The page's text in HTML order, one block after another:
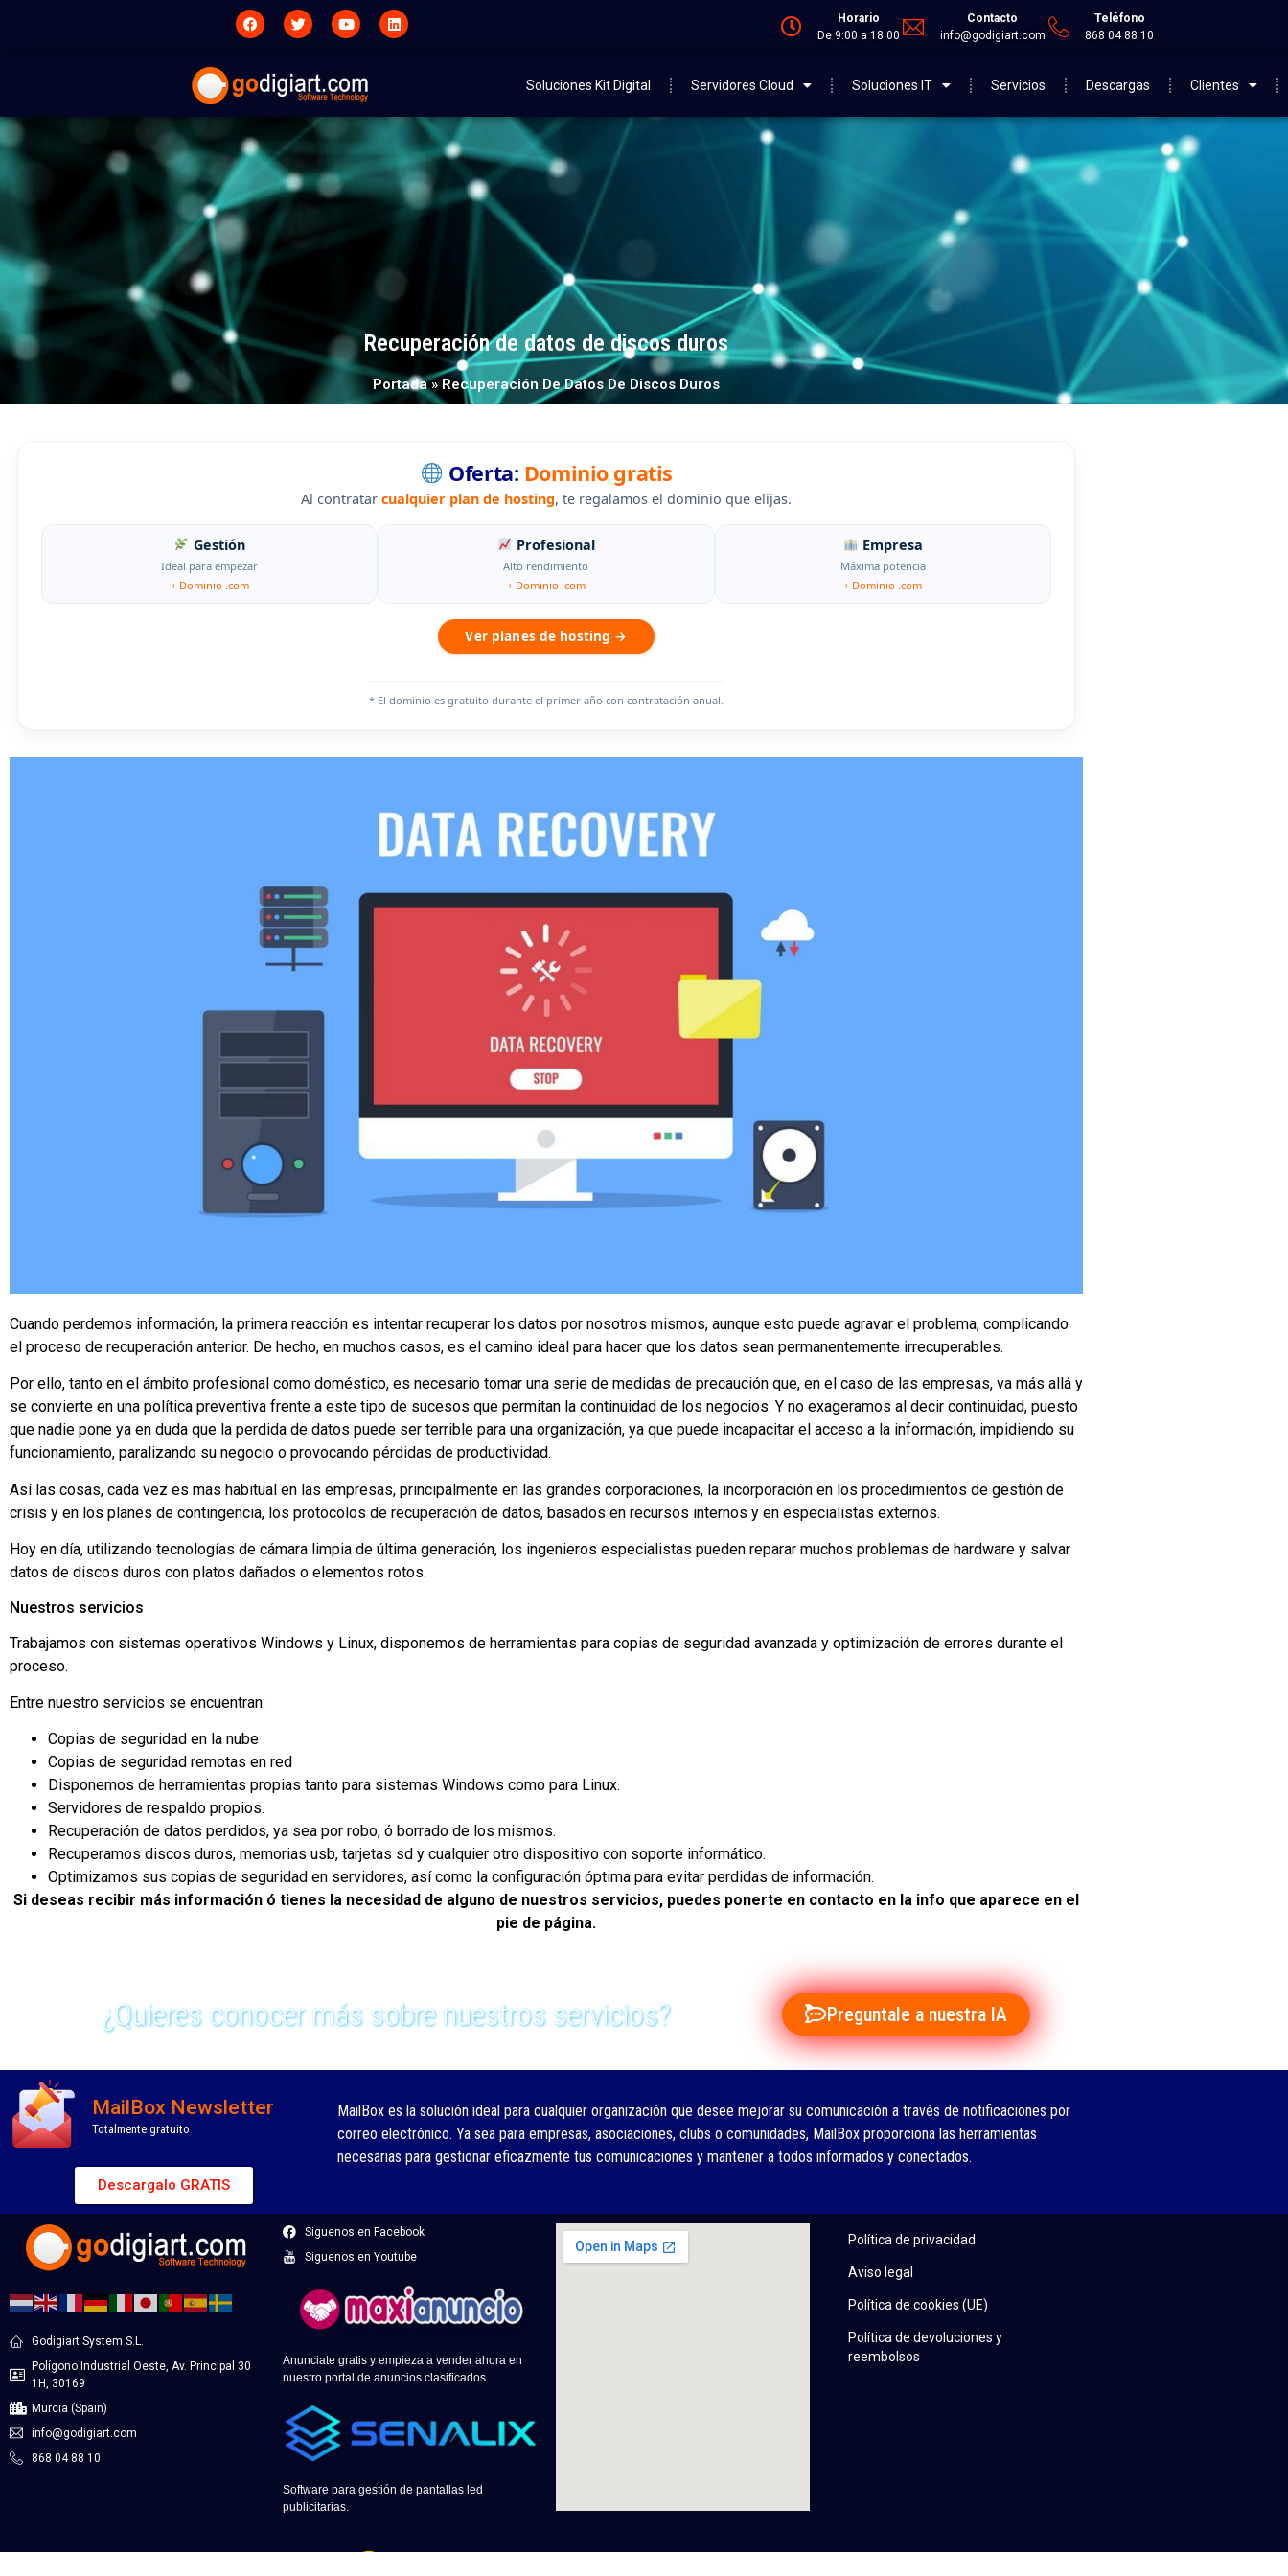
Horario
De 9:00 a 18:00
Contacto
info@godigiart.com
Teléfono
868 04 88 10
Soluciones Kit Digital Servidores Cloud Soluciones IT Servicios Descargas Clientes
Recuperación de datos de discos duros
Portada» Recuperación De Datos De Discos Duros
Oferta: Dominio gratis
Al contratar cualquier plan de hosting, te regalamos el dominio que elijas.
Gestión
Ideal para empezar
+ Dominio .com
Profesional
Alto rendimiento
+ Dominio .com
Empresa
Máxima potencia
+ Dominio .com
Ver planes de hosting →
* El dominio es gratuito durante el primer año con contratación anual.
Cuando perdemos información, la primera reacción es intentar recuperar los datos por nosotros mismos, aunque esto puede agravar el problema, complicando
el proceso de recuperación anterior. De hecho, en muchos casos, es el camino ideal para hacer que los datos sean permanentemente irrecuperables.
Por ello, tanto en el ámbito profesional como doméstico, es necesario tomar una serie de medidas de precaución que, en el caso de las empresas, va más allá y
se convierte en una política preventiva frente a este tipo de sucesos que permitan la continuidad de los negocios. Y no exageramos al decir continuidad, puesto
que nadie pone ya en duda que la perdida de datos puede ser terrible para una organización, ya que puede incapacitar el acceso a la información, impidiendo su
funcionamiento, paralizando su negocio o provocando pérdidas de productividad.
Así las cosas, cada vez es mas habitual en las empresas, principalmente en las grandes corporaciones, la incorporación en los procedimientos de gestión de
crisis y en los planes de contingencia, los protocolos de recuperación de datos, basados en recursos internos y en especialistas externos.
Hoy en día, utilizando tecnologías de cámara limpia de última generación, los ingenieros especialistas pueden reparar muchos problemas de hardware y salvar
datos de discos duros con platos dañados o elementos rotos.
Nuestros servicios
Trabajamos con sistemas operativos Windows y Linux, disponemos de herramientas para copias de seguridad avanzada y optimización de errores durante el
proceso.
Entre nuestro servicios se encuentran:
Copias de seguridad en la nube
Copias de seguridad remotas en red
Disponemos de herramientas propias tanto para sistemas Windows como para Linux.
Servidores de respaldo propios.
Recuperación de datos perdidos, ya sea por robo, ó borrado de los mismos.
Recuperamos discos duros, memorias usb, tarjetas sd y cualquier otro dispositivo con soporte informático.
Optimizamos sus copias de seguridad en servidores, así como la configuración óptima para evitar perdidas de información.
Si deseas recibir más información ó tienes la necesidad de alguno de nuestros servicios, puedes ponerte en contacto en la info que aparece en el
pie de página.
¿Quieres conocer más sobre nuestros servicios? Preguntale a nuestra IA
MailBox Newsletter
Totalmente gratuito
Descargalo GRATIS
MailBox es la solución ideal para cualquier organización que desee mejorar su comunicación a través de notificaciones por
correo electrónico. Ya sea para empresas, asociaciones, clubs o comunidades, MailBox proporciona las herramientas
necesarias para gestionar eficazmente tus comunicaciones y mantener a todos informados y conectados.
Godigiart System S.L.
Polígono Industrial Oeste, Av. Principal 30
1H, 30169
Murcia (Spain)
info@godigiart.com
868 04 88 10
Siguenos en Facebook
Siguenos en Youtube
Anunciate gratis y empieza a vender ahora en
nuestro portal de anuncios clasificados.
Software para gestión de pantallas led
publicitarias.
Política de privacidad
Aviso legal
Política de cookies (UE)
Política de devoluciones y
reembolsos